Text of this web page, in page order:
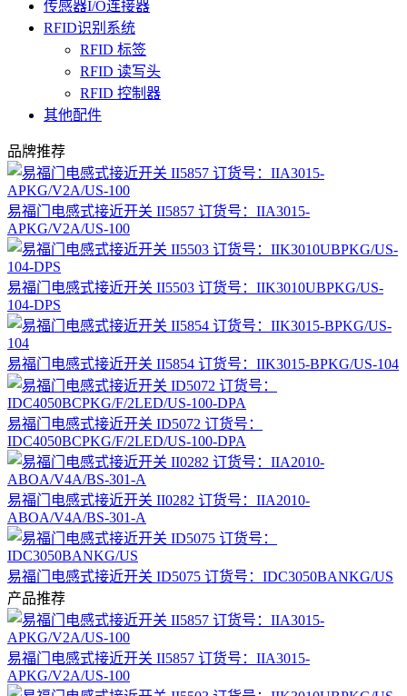
传感器I/O连接器
RFID识别系统
RFID 标签
RFID 读写头
RFID 控制器
其他配件
品牌推荐
易福门电感式接近开关 II5857 订货号：IIA3015-
APKG/V2A/US-100
易福门电感式接近开关 II5503 订货号：IIK3010UBPKG/US-
104-DPS
易福门电感式接近开关 II5854 订货号：IIK3015-BPKG/US-104
易福门电感式接近开关 ID5072 订货号：
IDC4050BCPKG/F/2LED/US-100-DPA
易福门电感式接近开关 II0282 订货号：IIA2010-
ABOA/V4A/BS-301-A
易福门电感式接近开关 ID5075 订货号：IDC3050BANKG/US
产品推荐
易福门电感式接近开关 II5857 订货号：IIA3015-
APKG/V2A/US-100